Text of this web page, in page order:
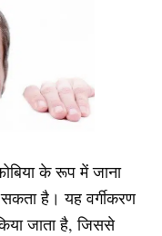
के रूप में जाना
सकता है। यह वर्गीकरण
जाता है, जिससे